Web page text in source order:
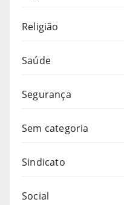
Religião
Saúde
Segurança
Sem categoria
Sindicato
Social